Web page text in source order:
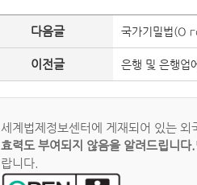
다음글 국가기밀법(О
이전글 은행 및 은행
세계법제정보센터에 게재되어 있는
효력도 부여되지 않음을 알려드립니다.
랍니다.